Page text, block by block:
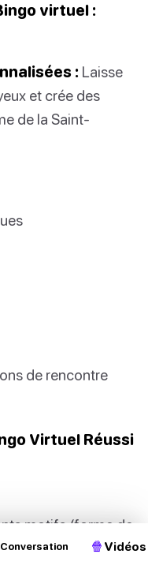
virtuel :
: Laisse
et crée des
de la Saint-
de rencontre
Virtuel Réussi
motifs (forme de
🍿 Vidéos